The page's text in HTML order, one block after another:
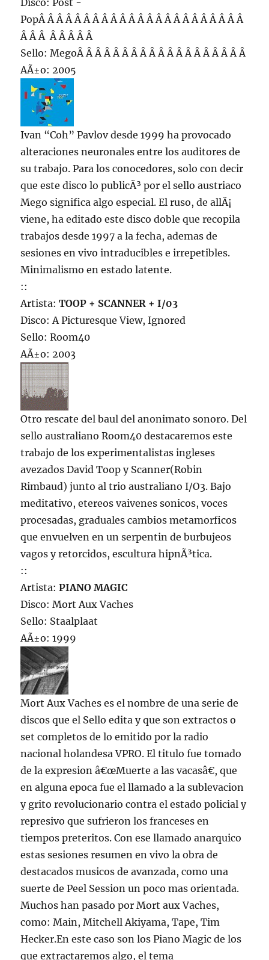
PopÂ Â Â Â Â Â Â Â Â Â Â Â Â Â Â Â Â Â Â Â Â Â Â
Â Â Â Â Â Â Â Â
Sello: MegoÂ Â Â Â Â Â Â Â Â Â Â Â Â Â Â Â Â Â Â
AÃ±o: 2005
Ivan “Coh” Pavlov desde 1999 ha provocado
alteraciones neuronales entre los auditores de
su trabajo. Para los conocedores, solo con decir
que este disco lo publicÃ³ por el sello austriaco
Mego significa algo especial. El ruso, de allÃ¡
viene, ha editado este disco doble que recopila
trabajos desde 1997 a la fecha, ademas de
sesiones en vivo intraducibles e irrepetibles.
Minimalismo en estado latente.
::
Artista:TOOP + SCANNER + I/03
Disco: A Picturesque View, Ignored
Sello: Room40
AÃ±o: 2003
Otro rescate del baul del anonimato sonoro. Del
sello australiano Room40 destacaremos este
trabajo de los experimentalistas ingleses
avezados David Toop y Scanner(Robin
Rimbaud) junto al trio australiano I/O3. Bajo
meditativo, etereos vaivenes sonicos, voces
procesadas, graduales cambios metamorficos
que envuelven en un serpentin de burbujeos
vagos y retorcidos, escultura hipnÃ³tica.
::
Artista:PIANO MAGIC
Disco: Mort Aux Vaches
Sello: Staalplaat
AÃ±o: 1999
Mort Aux Vaches es el nombre de una serie de
discos que el Sello edita y que son extractos o
set completos de lo emitido por la radio
nacional holandesa VPRO. El titulo fue tomado
de la expresion â€œMuerte a las vacasâ€, que
en alguna epoca fue el llamado a la sublevacion
y grito revolucionario contra el estado policial y
represivo que sufrieron los franceses en
tiempos preteritos. Con ese llamado anarquico
estas sesiones resumen en vivo la obra de
destacados musicos de avanzada, como una
suerte de Peel Session un poco mas orientada.
Muchos han pasado por Mort aux Vaches,
como: Main, Mitchell Akiyama, Tape, Tim
Hecker.En este caso son los Piano Magic de los
que extractaremos algo, el tema